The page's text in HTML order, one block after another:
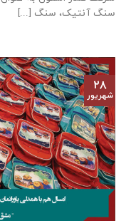
سنگ آنتیک، سنگ [...]
۲۸
شهریور